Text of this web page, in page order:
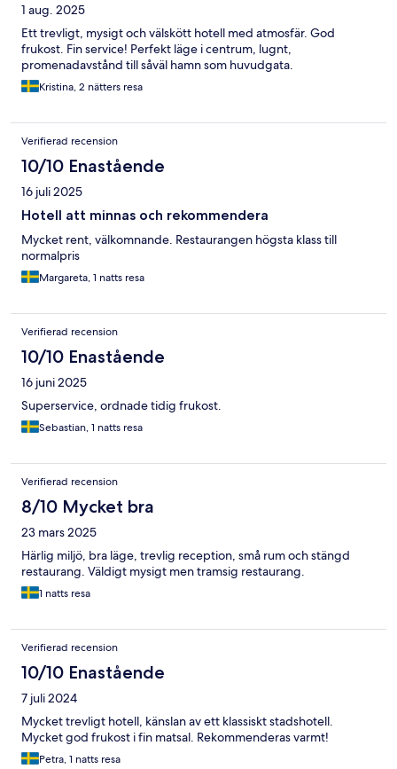
1 aug. 2025
Ett trevligt, mysigt och välskött hotell med atmosfär. God
frukost. Fin service! Perfekt läge i centrum, lugnt,
promenadavstånd till såväl hamn som huvudgata.
Kristina, 2 nätters resa
Verifierad recension
10/10 Enastående
16 juli 2025
Hotell att minnas och rekommendera
Mycket rent, välkomnande. Restaurangen högsta klass till
normalpris
Margareta, 1 natts resa
Verifierad recension
10/10 Enastående
16 juni 2025
Superservice, ordnade tidig frukost.
Sebastian, 1 natts resa
Verifierad recension
8/10 Mycket bra
23 mars 2025
Härlig miljö, bra läge, trevlig reception, små rum och stängd
restaurang. Väldigt mysigt men tramsig restaurang.
1 natts resa
Verifierad recension
10/10 Enastående
7 juli 2024
Mycket trevligt hotell, känslan av ett klassiskt stadshotell.
Mycket god frukost i fin matsal. Rekommenderas varmt!
Petra, 1 natts resa